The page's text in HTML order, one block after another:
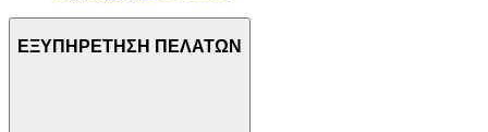
ΕΞΥΠΗΡΕΤΗΣΗ ΠΕΛΑΤΩΝ